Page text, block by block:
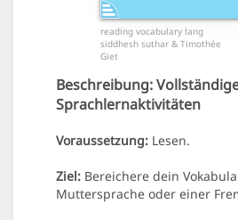
reading vocabulary lang
siddhesh suthar & Timothée
Giet
Beschreibung:
Sprachlernaktivitäten
Voraussetzung: Lesen.
Ziel: Bereichere dein
Muttersprache oder einer